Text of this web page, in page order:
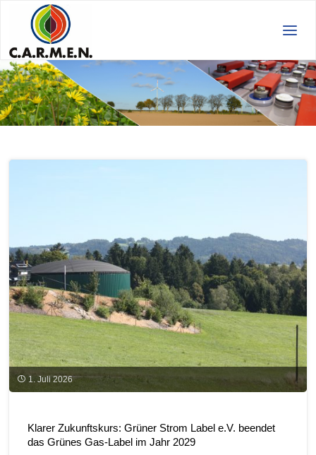
1. Juli 2026
Klarer Zukunftskurs: Grüner Strom Label e.V. beendet
das Grünes Gas-Label im Jahr 2029